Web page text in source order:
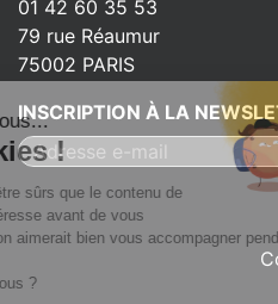
01 42 60 35 53
79 rue Réaumur
75002 PARIS
INSCRIPTION À LA
c'est nous...
Cookies !
d'être sûrs que le contenu de
vous intéresse avant de vous
mais on aimerait bien vous
pour vous ?